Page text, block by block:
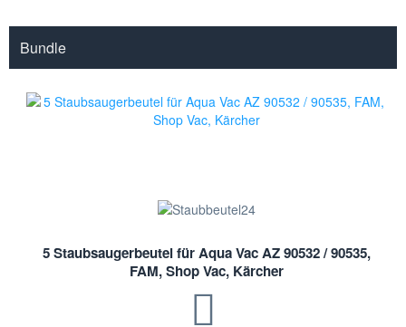
Bundle
5 Staubsaugerbeutel für Aqua Vac AZ 90532 / 90535,
FAM, Shop Vac, Kärcher